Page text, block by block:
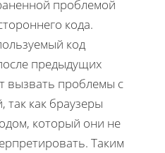
проблемой
кода.
код
предыдущих
вызвать проблемы с
как браузеры
который они не
Таким